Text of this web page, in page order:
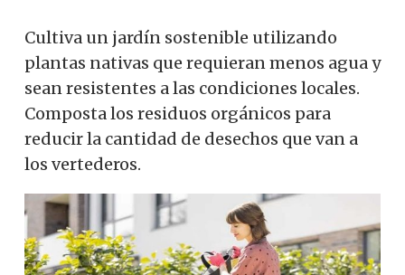
Cultiva un jardín sostenible utilizando
plantas nativas que requieran menos agua y
sean resistentes a las condiciones locales.
Composta los residuos orgánicos para
reducir la cantidad de desechos que van a
los vertederos.